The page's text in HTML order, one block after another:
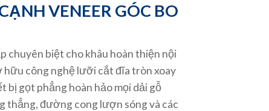
VENEER GÓC BO
chuyên biệt cho khâu hoàn thiện nội
hữu công nghệ lưỡi cắt đĩa tròn xoay
bị gọt phẳng hoàn hảo mọi dải gỗ
thẳng, đường cong lượn sóng và các